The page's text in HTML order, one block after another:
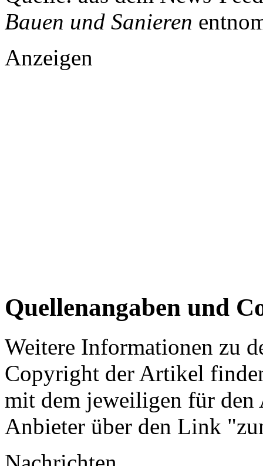
Bauen und Sanieren
Anzeigen
Quellenangaben und
Weitere Informationen zu
Copyright der Artikel
mit dem jeweiligen für
Anbieter über den Link